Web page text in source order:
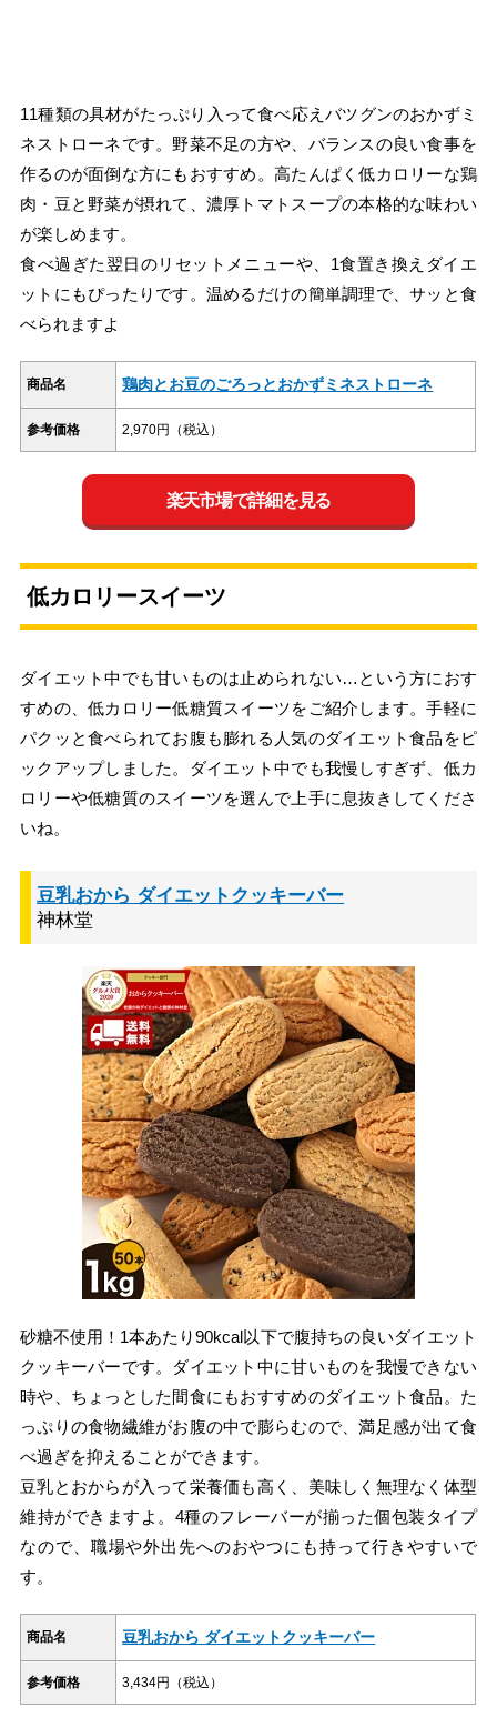
11種類の具材がたっぷり入って食べ応えバツグンのおかずミ
ネストローネです。野菜不足の方や、バランスの良い食事を
作るのが面倒な方にもおすすめ。高たんぱく低カロリーな鶏
肉・豆と野菜が摂れて、濃厚トマトスープの本格的な味わい
が楽しめます。
食べ過ぎた翌日のリセットメニューや、1食置き換えダイエ
ットにもぴったりです。温めるだけの簡単調理で、サッと食
べられますよ
商品名 鶏肉とお豆のごろっとおかずミネストローネ
参考価格 2,970円（税込）
楽天市場で詳細を見る
低カロリースイーツ
ダイエット中でも甘いものは止められない…という方におす
すめの、低カロリー低糖質スイーツをご紹介します。手軽に
パクッと食べられてお腹も膨れる人気のダイエット食品をピ
ックアップしました。ダイエット中でも我慢しすぎず、低カ
ロリーや低糖質のスイーツを選んで上手に息抜きしてくださ
いね。
豆乳おから ダイエットクッキーバー
神林堂
砂糖不使用！1本あたり90kcal以下で腹持ちの良いダイエット
クッキーバーです。ダイエット中に甘いものを我慢できない
時や、ちょっとした間食にもおすすめのダイエット食品。た
っぷりの食物繊維がお腹の中で膨らむので、満足感が出て食
べ過ぎを抑えることができます。
豆乳とおからが入って栄養価も高く、美味しく無理なく体型
維持ができますよ。4種のフレーバーが揃った個包装タイプ
なので、職場や外出先へのおやつにも持って行きやすいで
す。
商品名 豆乳おから ダイエットクッキーバー
参考価格 3,434円（税込）